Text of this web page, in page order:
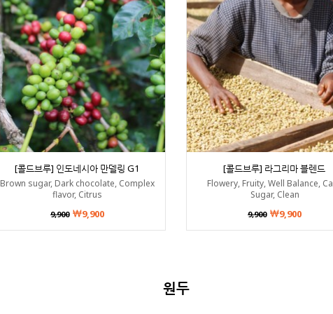
[콜드브루] 인도네시아 만델링 G1
Brown sugar, Dark chocolate, Complex
flavor, Citrus
9,900 9,900
[콜드브루] 라그리마 블렌드
Flowery, Fruity, Well Balance,
Sugar, Clean
9,900 9,900
원두